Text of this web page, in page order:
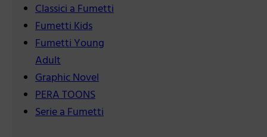
Classici a Fumetti
Fumetti Kids
Fumetti Young
Adult
Graphic Novel
PERA TOONS
Serie a Fumetti